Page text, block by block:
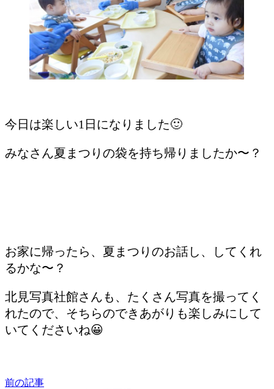
今日は楽しい1日になりました🙂
みなさん夏まつりの袋を持ち帰りましたか〜？
お家に帰ったら、夏まつりのお話し、してくれ
るかな〜？
北見写真社館さんも、たくさん写真を撮ってく
れたので、そちらのできあがりも楽しみにして
いてくださいね😀
前の記事